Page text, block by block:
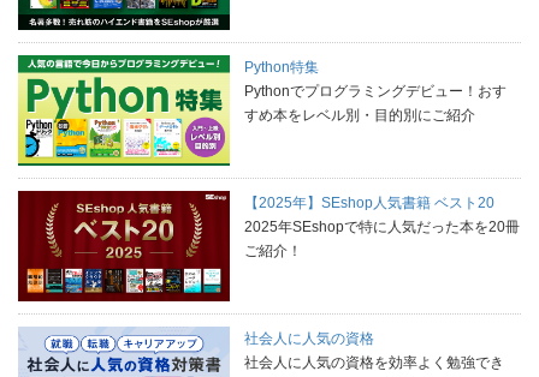
Python特集
Pythonでプログラミングデビュー！おす
すめ本をレベル別・目的別にご紹介
【2025年】SEshop人気書籍 ベスト20
2025年SEshopで特に人気だった本を20冊
ご紹介！
社会人に人気の資格
社会人に人気の資格を効率よく勉強でき